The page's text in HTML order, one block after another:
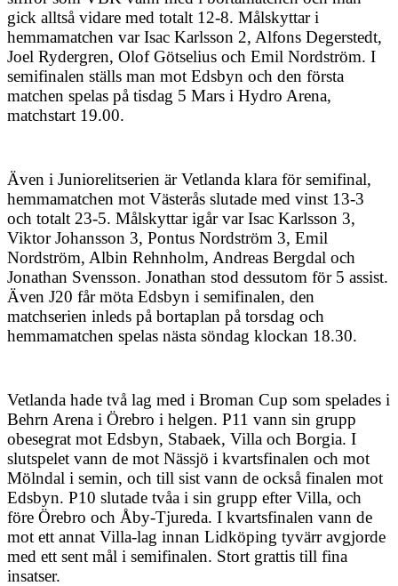
gick alltså vidare med totalt 12-8. Målskyttar i
hemmamatchen var Isac Karlsson 2, Alfons Degerstedt,
Joel Rydergren, Olof Götselius och Emil Nordström. I
semifinalen ställs man mot Edsbyn och den första
matchen spelas på tisdag 5 Mars i Hydro Arena,
matchstart 19.00.
Även i Juniorelitserien är Vetlanda klara för semifinal,
hemmamatchen mot Västerås slutade med vinst 13-3
och totalt 23-5. Målskyttar igår var Isac Karlsson 3,
Viktor Johansson 3, Pontus Nordström 3, Emil
Nordström, Albin Rehnholm, Andreas Bergdal och
Jonathan Svensson. Jonathan stod dessutom för 5 assist.
Även J20 får möta Edsbyn i semifinalen, den
matchserien inleds på bortaplan på torsdag och
hemmamatchen spelas nästa söndag klockan 18.30.
Vetlanda hade två lag med i Broman Cup som spelades i
Behrn Arena i Örebro i helgen. P11 vann sin grupp
obesegrat mot Edsbyn, Stabaek, Villa och Borgia. I
slutspelet vann de mot Nässjö i kvartsfinalen och mot
Mölndal i semin, och till sist vann de också finalen mot
Edsbyn. P10 slutade tvåa i sin grupp efter Villa, och
före Örebro och Åby-Tjureda. I kvartsfinalen vann de
mot ett annat Villa-lag innan Lidköping tyvärr avgjorde
med ett sent mål i semifinalen. Stort grattis till fina
insatser.